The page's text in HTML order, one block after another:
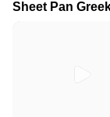
Sheet Pan